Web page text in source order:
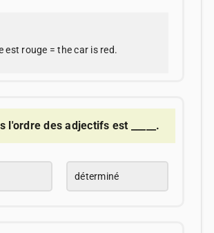
est rouge = the car is red.
l'ordre des adjectifs est _____.
déterminé